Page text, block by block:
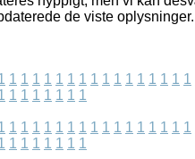
de viste oplysninger.
1 1 1 1 1 1 1 1 1 1 1 1 1 1 1 1
1 1 1 1 1 1 1
1 1 1 1 1 1 1 1 1 1 1 1 1 1 1 1
1 1 1 1 1 1 1